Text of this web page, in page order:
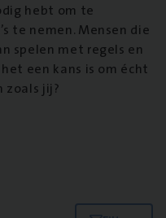
hebt om te
te nemen. Mensen die
spelen met regels en
een kans is om écht
zoals jij?